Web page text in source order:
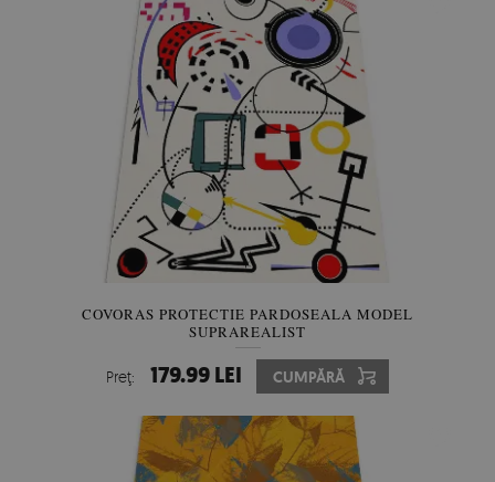
COVORAS PROTECTIE PARDOSEALA MODEL
SUPRAREALIST
Preţ: 179.99 LEI CUMPĂRĂ